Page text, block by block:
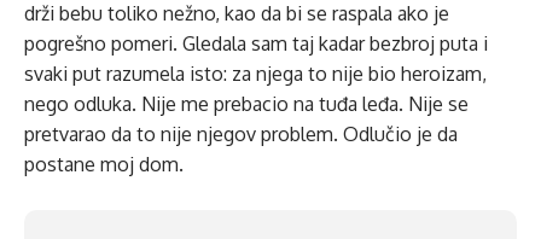
drži bebu toliko nežno, kao da bi se raspala ako je
pogrešno pomeri. Gledala sam taj kadar bezbroj puta i
svaki put razumela isto: za njega to nije bio heroizam,
nego odluka. Nije me prebacio na tuđa leđa. Nije se
pretvarao da to nije njegov problem. Odlučio je da
postane moj dom.